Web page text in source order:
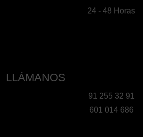
24 - 48 Horas
LLÁMANOS
91 255 32 91
601 014 686